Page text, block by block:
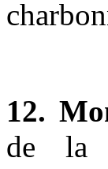
12.
de la